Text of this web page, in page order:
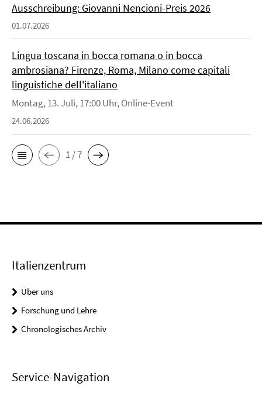
Ausschreibung: Giovanni Nencioni-Preis 2026
01.07.2026
Lingua toscana in bocca romana o in bocca
ambrosiana? Firenze, Roma, Milano come capitali
linguistiche dell'italiano
Montag, 13. Juli, 17:00 Uhr, Online-Event
24.06.2026
1 / 7
Italienzentrum
Über uns
Forschung und Lehre
Chronologisches Archiv
Service-Navigation